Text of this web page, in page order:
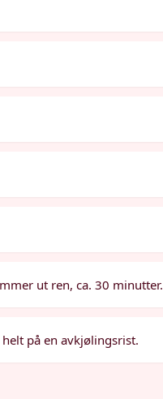
ut ren, ca. 30 minutter.
på en avkjølingsrist.